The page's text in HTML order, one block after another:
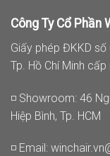
Công Ty Cổ Phần
Giấy phép ĐKKD
Tp. Hồ Chí Minh
◽ Showroom: 46
Hiệp Bình, Tp. HCM
◽ Email: